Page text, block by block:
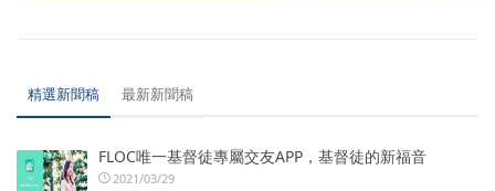
精選新聞稿 最新新聞稿
FLOC唯一基督徒專屬交友APP，基督徒的新福音
2021/03/29